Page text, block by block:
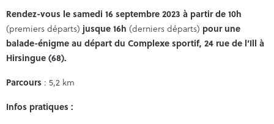
Rendez-vous le samedi 16 septembre 2023 à partir de 10h
(premiers départs) jusque 16h (derniers départs) pour une
balade-énigme au départ du Complexe sportif, 24 rue de l’Ill à
Hirsingue (68).
Parcours : 5,2 km
Infos pratiques :